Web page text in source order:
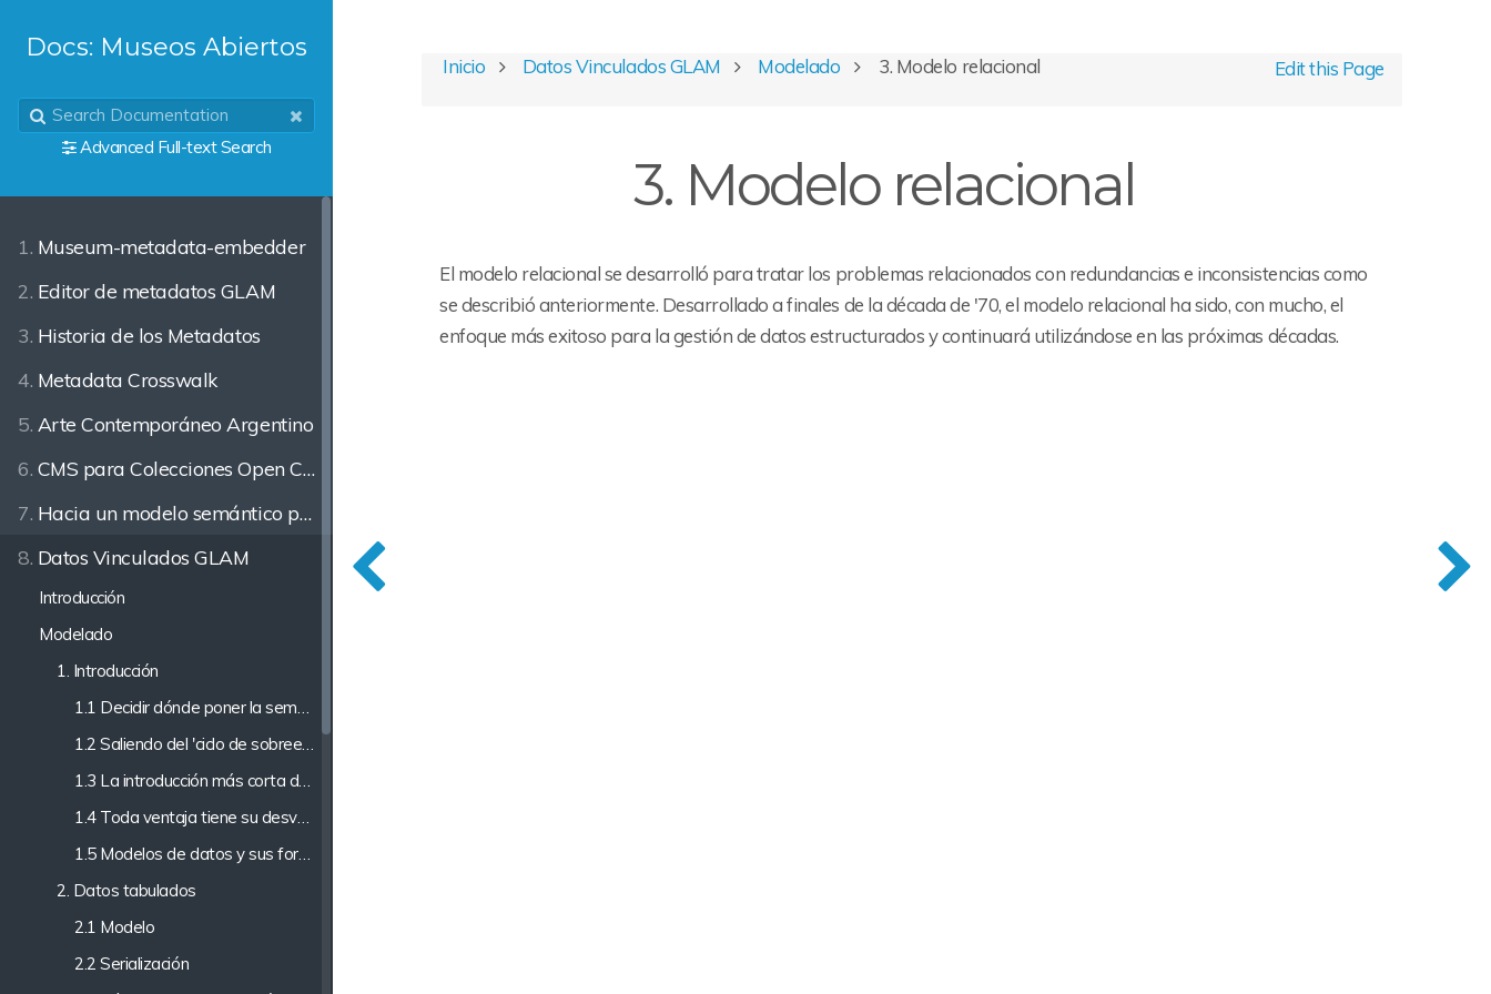
Docs: Museos Abiertos
Advanced Full-text Search
1. Museum-metadata-embedder
2. Editor de metadatos GLAM
3. Historia de los Metadatos
4. Metadata Crosswalk
5. Arte Contemporáneo Argentino
6. CMS para Colecciones Open Content
7. Hacia un modelo semántico para la descripción del Patrimonio
8. Datos Vinculados GLAM
Introducción
Modelado
1. Introducción
1.4 Toda ventaja tiene su desventaja (y viceversa)
1.5 Modelos de datos y sus formatos de serialización
2. Datos tabulados
2.1 Modelo
2.2 Serialización
Edit this Page
Inicio Datos Vinculados GLAM Modelado 3. Modelo relacional
3. Modelo relacional
El modelo relacional se desarrolló para tratar los problemas relacionados con redundancias e inconsistencias como
se describió anteriormente. Desarrollado a finales de la década de '70, el modelo relacional ha sido, con mucho, el
enfoque más exitoso para la gestión de datos estructurados y continuará utilizándose en las próximas décadas.